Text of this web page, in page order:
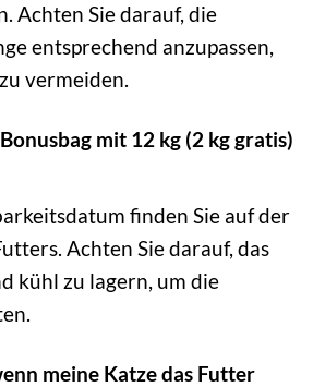
Achten Sie darauf, die
entsprechend anzupassen,
zu vermeiden.
mit 12 kg (2 kg gratis)
finden Sie auf der
Achten Sie darauf, das
kühl zu lagern, um die
meine Katze das Futter